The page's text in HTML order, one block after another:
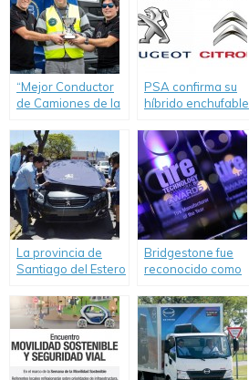
“Mejor Conductor
de Camiones de la
Rosario tiene al
primer finalista.
PSA confirma su
híbrido enchufable
La provincia de
Santiago del Estero
de los 31 vehículos
donados por PSA
Peugeot Citroën
Argentina a
instituciones
Bridgestone fue
reconocido como
Neumáticos del
Año»